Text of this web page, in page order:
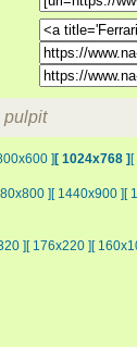
pulpit
][ 1024x768 ][
][ 1440x900 ][
][ 176x220 ][